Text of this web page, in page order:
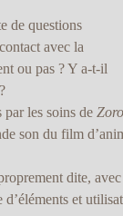
de questions
avec la
ou pas ? Y a-t-il
par les soins de
son du film
dite,
et